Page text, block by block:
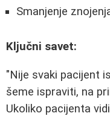
Smanjenje
Ključni savet:
"Nije svaki pacijent
šeme ispraviti, na
Ukoliko pacijenta